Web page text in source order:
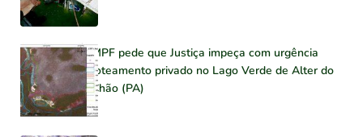
MPF pede que Justiça impeça com urgência
loteamento privado no Lago Verde de Alter do
Chão (PA)